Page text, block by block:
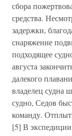
сбора
средства.
задержки,
снаряжение
подходящее
августа
далекого
владелец судна
судно, Седов
команду.
[5] В